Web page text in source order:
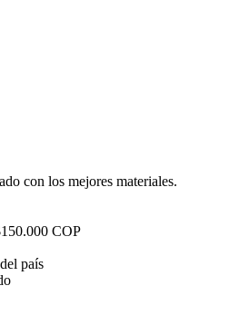
con los mejores materiales.
COP
país